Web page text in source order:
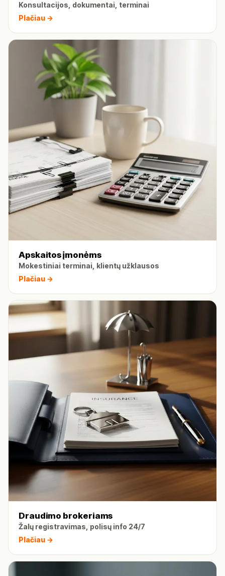
Konsultacijos, dokumentai, terminai
Plačiau →
Apskaitos įmonėms
Mokestiniai terminai, klientų užklausos
Plačiau →
Draudimo brokeriams
Žalų registravimas, polisų info 24/7
Plačiau →